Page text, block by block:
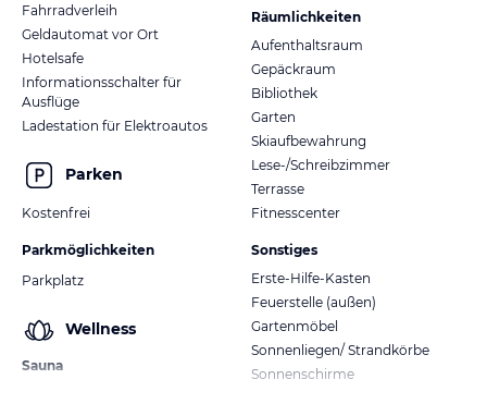
Fahrradverleih
Geldautomat vor Ort
Hotelsafe
Informationsschalter für
Ausflüge
Ladestation für Elektroautos
Parken
Kostenfrei
Parkmöglichkeiten
Parkplatz
Wellness
Sauna
Räumlichkeiten
Aufenthaltsraum
Gepäckraum
Bibliothek
Garten
Skiaufbewahrung
Lese-/Schreibzimmer
Terrasse
Fitnesscenter
Sonstiges
Erste-Hilfe-Kasten
Feuerstelle (außen)
Gartenmöbel
Sonnenliegen/ Strandkörbe
Sonnenschirme